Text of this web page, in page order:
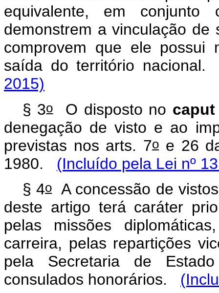
equivalente, em conjunto
demonstrem a vinculação
comprovem que ele possui
saída do território
2015)
§ 3oO disposto no
denegação de visto e ao
previstas nos arts. 7oe 26
1980. (Incluído pela Lei nº
§ 4oA concessão de
deste artigo terá caráter
pelas missões
carreira, pelas repartições
pela Secretaria de
consulados honorários.